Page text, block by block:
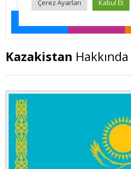
Kazakistan Hakkında